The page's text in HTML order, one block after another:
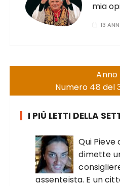
mia
13
Anno
Numero 48 del
I PIÙ LETTI DELLA
Qui Pieve
dimette
assenteista. E un